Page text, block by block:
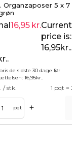
Organzaposer 5 x 7
16,95 kr.Current
price is:
16,95kr..
de sidste 30 dage før
16,95kr..
/ stk. 1 pqt =
pqt +